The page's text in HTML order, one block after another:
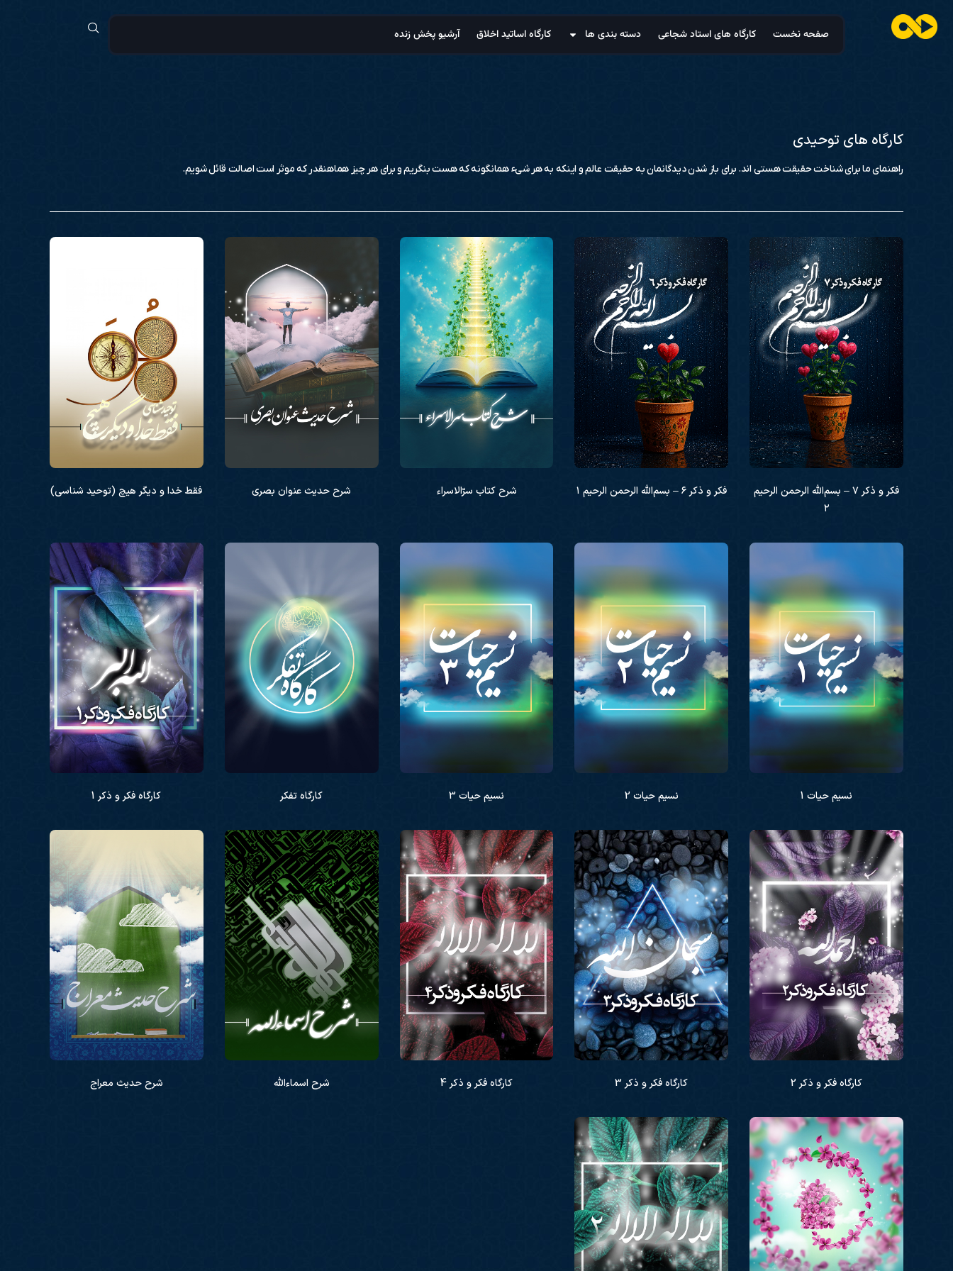
صفحه نخست کارگاه های استاد شجاعی دسته بندی ها کارگاه اساتید اخلاق آرشیو پخش زنده
کارگاه های توحیدی
راهنمای ما برای شناخت حقیقت هستی اند. برای باز شدن دیدگانمان به حقیقت عالم و اینکه به هر شیء همانگونه که هست بنگریم و برای هر چیز هماهنقدر که موثر است اصالت قائل شویم.
فکر و ذکر ۷ – بسم‌الله الرحمن الرحیم
۲
فکر و ذکر ۶ – بسم‌الله الرحمن الرحیم ۱ شرح کتاب سرّالاسراء شرح حدیث عنوان بصری فقط خدا و دیگر هیچ (توحید شناسی)
نسیم حیات 1 نسیم حیات 2 نسیم حیات 3 کارگاه تفکر کارگاه فکر و ذکر 1
کارگاه فکر و ذکر 2 کارگاه فکر و ذکر 3 کارگاه فکر و ذکر 4 شرح اسماءالله شرح حدیث معراج